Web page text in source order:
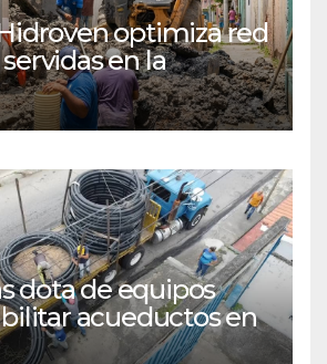
optimiza red
en la
Doña Paula de
dota de equipos
acueductos en
Bolívar de Yaracuy‎